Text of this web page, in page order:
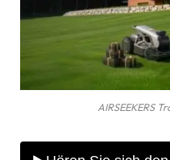
AIRSEEKERS